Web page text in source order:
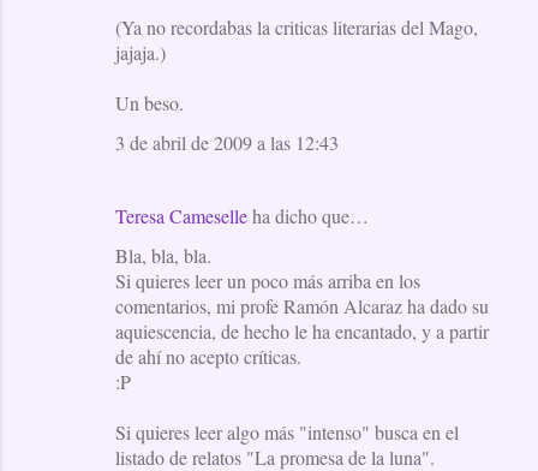
(Ya no recordabas la criticas literarias del Mago,
jajaja.)
Un beso.
3 de abril de 2009 a las 12:43
Teresa Cameselleha dicho que…
Bla, bla, bla.
Si quieres leer un poco más arriba en los
comentarios, mi profe Ramón Alcaraz ha dado su
aquiescencia, de hecho le ha encantado, y a partir
de ahí no acepto críticas.
:P
Si quieres leer algo más "intenso" busca en el
listado de relatos "La promesa de la luna".